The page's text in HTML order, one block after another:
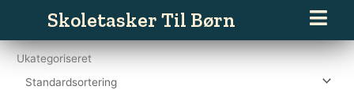
indholdet
Skoletasker Til Børn
Ukategoriseret